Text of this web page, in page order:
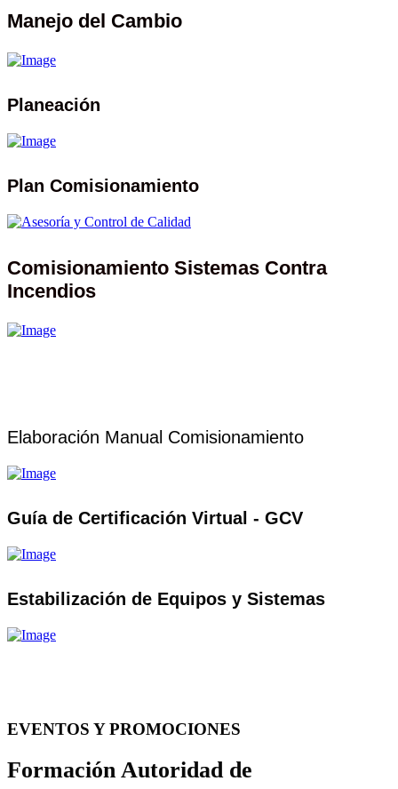
Manejo del Cambio
Planeación
Plan Comisionamiento
Comisionamiento Sistemas Contra
Incendios
Elaboración Manual Comisionamiento
Guía de Certificación Virtual - GCV
Estabilización de Equipos y Sistemas
EVENTOS Y PROMOCIONES
Formación Autoridad de